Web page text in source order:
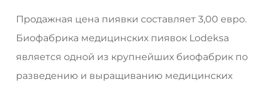
Продажная цена пиявки составляет 3,00 евро.
Биофабрика медицинских пиявок Lodeksa
является одной из крупнейших биофабрик по
разведению и выращиванию медицинских